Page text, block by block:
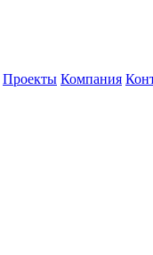
Проекты Компания